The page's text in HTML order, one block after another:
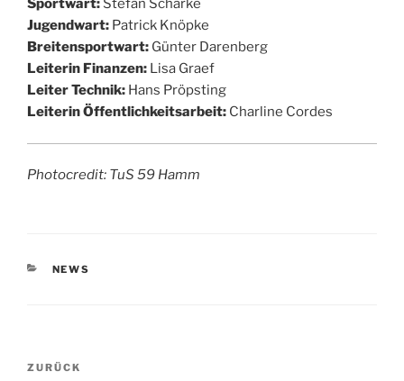
Sport­wart: Ste­fan Scharke
Jugend­wart: Patrick Knöpke
Brei­ten­sport­wart: Gün­ter Darenberg
Lei­te­rin Finan­zen: Lisa Graef
Lei­ter Tech­nik: Hans Pröpsting
Lei­te­rin Öffent­lich­keits­ar­beit: Char­line Cordes
Pho­to­credit: TuS 59 Hamm
KATEGORIEN
NEWS
Beitragsnavigation
Vorheriger
ZURÜCK